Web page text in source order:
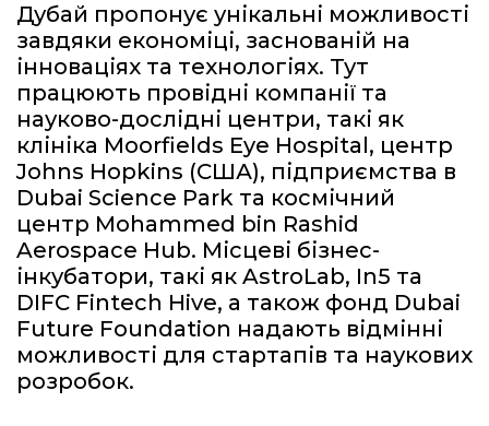
Дубай пропонує унікальні можливості
завдяки економіці, заснованій на
інноваціях та технологіях. Тут
працюють провідні компанії та
науково-дослідні центри, такі як
клініка Moorfields Eye Hospital, центр
Johns Hopkins (США), підприємства в
Dubai Science Park та космічний
центр Mohammed bin Rashid
Aerospace Hub. Місцеві бізнес-
інкубатори, такі як AstroLab, In5 та
DIFC Fintech Hive, а також фонд Dubai
Future Foundation надають відмінні
можливості для стартапів та наукових
розробок.